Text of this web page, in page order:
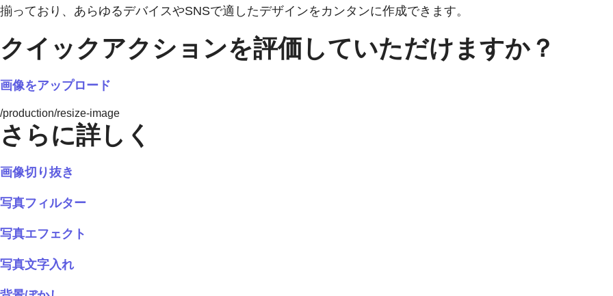
揃っており、あらゆるデバイスやSNSで適したデザインをカンタンに作成できます。
クイックアクションを評価していただけますか？
画像をアップロード
/production/resize-image
さらに詳しく
画像切り抜き
写真フィルター
写真エフェクト
写真文字入れ